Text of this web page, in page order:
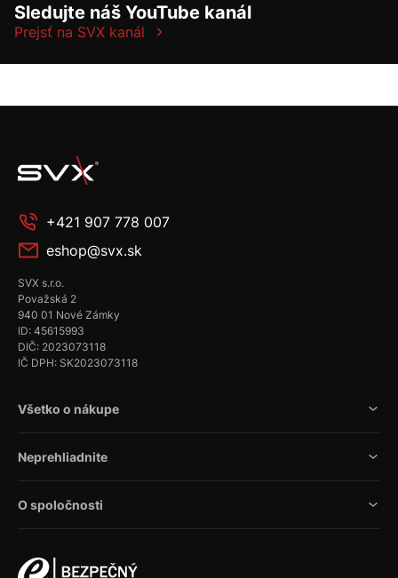
Sledujte náš YouTube kanál
Prejsť na SVX kanál
+421 907 778 007
eshop@svx.sk
SVX s.r.o.
Považská 2
940 01 Nové Zámky
ID: 45615993
DIČ: 2023073118
IČ DPH: SK2023073118
Všetko o nákupe
Neprehliadnite
O spoločnosti